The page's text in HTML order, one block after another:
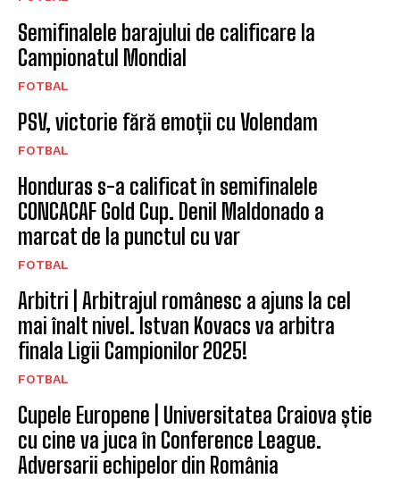
Semifinalele barajului de calificare la
Campionatul Mondial
FOTBAL
PSV, victorie fără emoții cu Volendam
FOTBAL
Honduras s-a calificat în semifinalele
CONCACAF Gold Cup. Denil Maldonado a
marcat de la punctul cu var
FOTBAL
Arbitri | Arbitrajul românesc a ajuns la cel
mai înalt nivel. Istvan Kovacs va arbitra
finala Ligii Campionilor 2025!
FOTBAL
Cupele Europene | Universitatea Craiova știe
cu cine va juca în Conference League.
Adversarii echipelor din România